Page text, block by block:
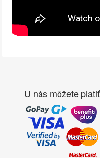
U nás môžete platiť